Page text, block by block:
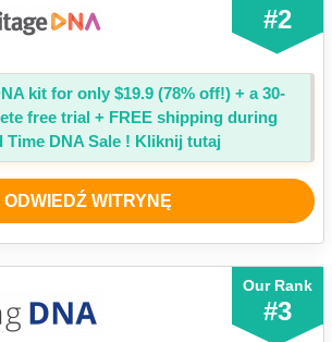
#2
kit for only $19.9 (78% off!) + a 30-
free trial + FREE shipping during
Time DNA Sale ! Kliknij tutaj
ODWIEDŹ WITRYNĘ
Our Rank
#3